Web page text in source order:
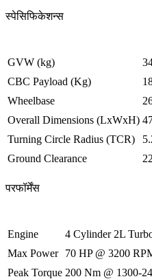
स्पेसिफिकेशन्स
GVW (kg)
CBC Payload (Kg)
Wheelbase
Overall Dimensions (LxWxH)
Turning Circle Radius (TCR)
Ground Clearance
परफॉर्मेंस
Engine
4 Cylinder 2L
Max Power
70 HP @ 3200
Peak Torque 200 Nm @ 1300-